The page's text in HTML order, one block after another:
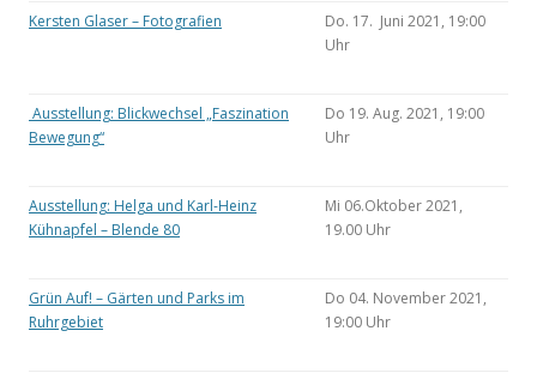
Kersten Glaser – Fotografien
Do. 17. Juni 2021, 19:00
Uhr
Ausstellung: Blickwechsel „Faszination
Bewegung“
Do 19. Aug. 2021, 19:00
Uhr
Ausstellung: Helga und Karl-Heinz
Kühnapfel – Blende 80
Mi 06.Oktober 2021,
19.00 Uhr
Grün Auf! – Gärten und Parks im
Ruhrgebiet
Do 04. November 2021,
19:00 Uhr